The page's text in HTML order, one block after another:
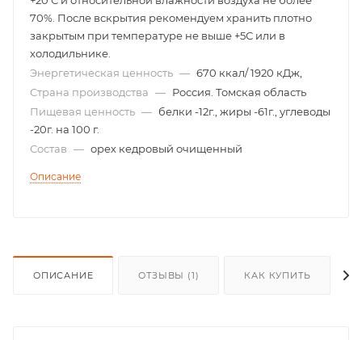
70%. После вскрытия рекомендуем хранить плотно
закрытым при температуре не выше +5С или в
холодильнике.
Энергетическая ценность — 670 ккал/ 1920 кДж,
Страна производства — Россия. Томская область
Пищевая ценность — белки -12г., жиры -61г., углеводы
-20г. на 100 г.
Состав — орех кедровый очищенный
Описание
ОПИСАНИЕ ОТЗЫВЫ (1) КАК КУПИТЬ